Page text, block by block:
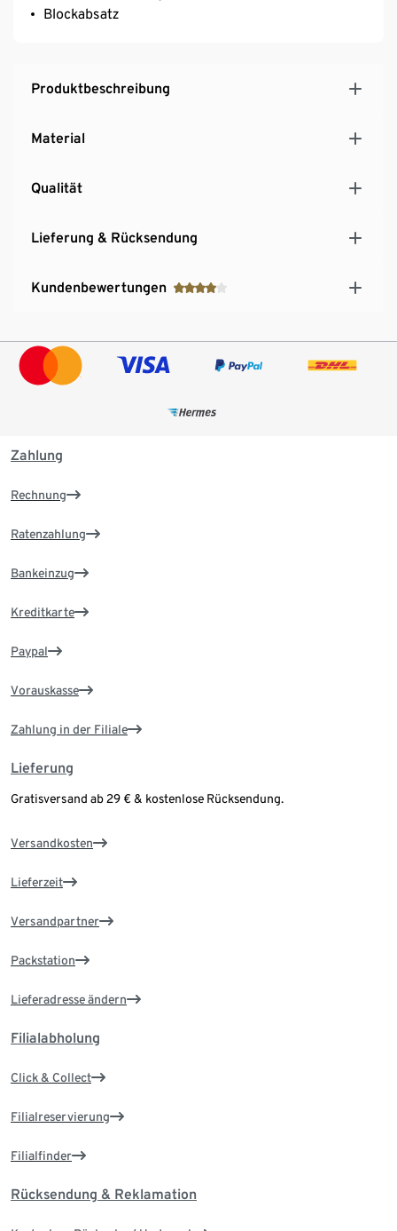
Blockabsatz
Produktbeschreibung
Material
Qualität
Lieferung & Rücksendung
Kundenbewertungen
Zahlung
Rechnung
Ratenzahlung
Bankeinzug
Kreditkarte
Paypal
Vorauskasse
Zahlung in der Filiale
Lieferung
Gratisversand ab 29 € & kostenlose Rücksendung.
Versandkosten
Lieferzeit
Versandpartner
Packstation
Lieferadresse ändern
Filialabholung
Click & Collect
Filialreservierung
Filialfinder
Rücksendung & Reklamation